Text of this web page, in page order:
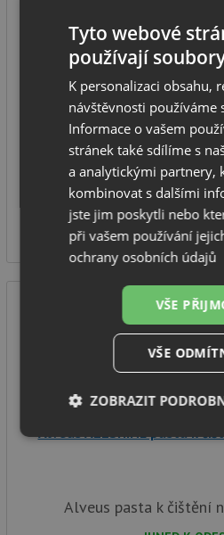
Alveus ALLSHINE tekutá
Alveus tekutá
IHNED K
310
Alveus ALLSHINE pasta k
Alveus pasta k čištění
Tyto webové
používají
K personalizaci obsahu,
návštěvnosti používáme
Informace o vašem
stránek také sdílíme s
a analytickými partnery,
kombinovat s dalšími
jste jim poskytli nebo
při vašem používání
ochrany osobních údajů
VŠE
VŠE
ZOBRAZIT
Nezbytně